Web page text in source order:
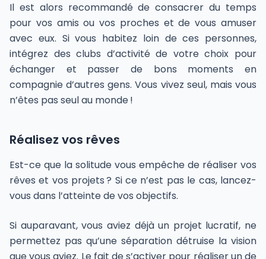
Il est alors recommandé de consacrer du temps
pour vos amis ou vos proches et de vous amuser
avec eux. Si vous habitez loin de ces personnes,
intégrez des clubs d’activité de votre choix pour
échanger et passer de bons moments en
compagnie d’autres gens. Vous vivez seul, mais vous
n’êtes pas seul au monde !
Réalisez vos rêves
Est-ce que la solitude vous empêche de réaliser vos
rêves et vos projets ? Si ce n’est pas le cas, lancez-
vous dans l’atteinte de vos objectifs.
Si auparavant, vous aviez déjà un projet lucratif, ne
permettez pas qu’une séparation détruise la vision